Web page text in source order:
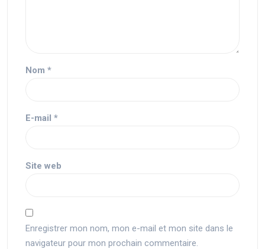
Nom *
E-mail *
Site web
Enregistrer mon nom, mon e-mail et mon site dans le
navigateur pour mon prochain commentaire.